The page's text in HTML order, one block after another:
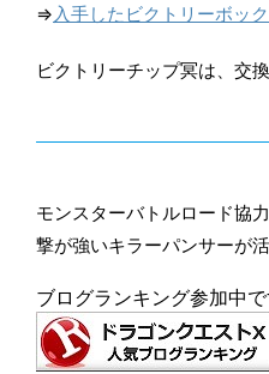
⇒ 入手したビクトリーボッ
ビクトリーチップ冥は、交
モンスターバトルロード協
撃が強いキラーパンサーが活
ブログランキング参加中